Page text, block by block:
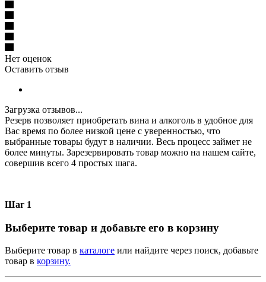
Нет оценок
Оставить отзыв
Загрузка отзывов...
Резерв позволяет приобретать вина и алкоголь в удобное для
Вас время по более низкой цене с уверенностью, что
выбранные товары будут в наличии. Весь процесс займет не
более минуты. Зарезервировать товар можно на нашем сайте,
совершив всего 4 простых шага.
Шаг 1
Выберите товар и добавьте его в корзину
Выберите товар в каталоге или найдите через поиск, добавьте
товар в корзину.